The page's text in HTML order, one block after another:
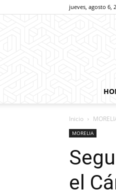
jueves, agosto 6,
Inicio
MORELIA
el